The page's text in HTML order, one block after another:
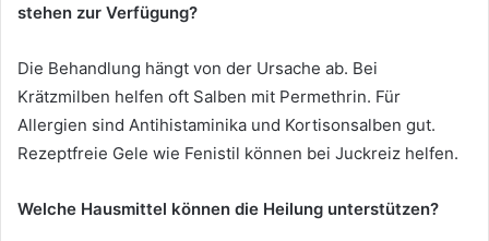
stehen zur Verfügung?
Die Behandlung hängt von der Ursache ab. Bei
Krätzmilben helfen oft Salben mit Permethrin. Für
Allergien sind Antihistaminika und Kortisonsalben gut.
Rezeptfreie Gele wie Fenistil können bei Juckreiz helfen.
Welche Hausmittel können die Heilung unterstützen?